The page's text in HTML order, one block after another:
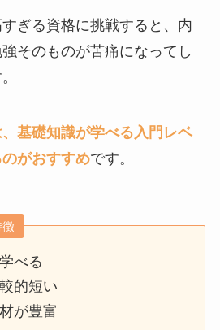
ぎる資格に挑戦すると、内
そのものが苦痛になってし
基礎知識が学べる入門レベ
がおすすめです。
べる
的短い
が豊富